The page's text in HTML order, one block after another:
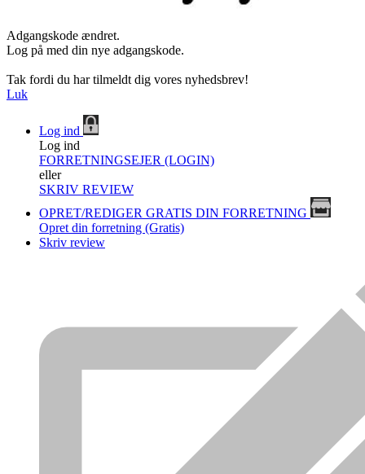
Adgangskode ændret.
Log på med din nye adgangskode.
Tak fordi du har tilmeldt dig vores nyhedsbrev!
Luk
Log ind
Log ind
FORRETNINGSEJER (LOGIN)
eller
SKRIV REVIEW
OPRET/REDIGER GRATIS DIN FORRETNING
Opret din forretning (Gratis)
Skriv review